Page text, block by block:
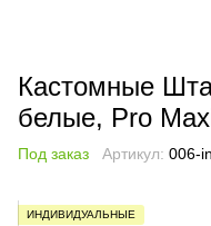
Кастомные
белые, Pro
Под заказ Артикул: 006-
ИНДИВИДУАЛЬНЫЕ